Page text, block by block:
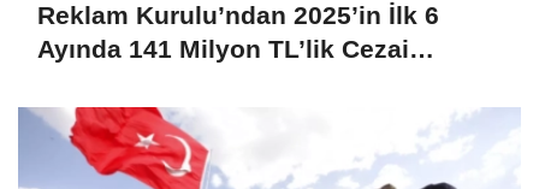
Reklam Kurulu’ndan 2025’in İlk 6
Ayında 141 Milyon TL’lik Cezai